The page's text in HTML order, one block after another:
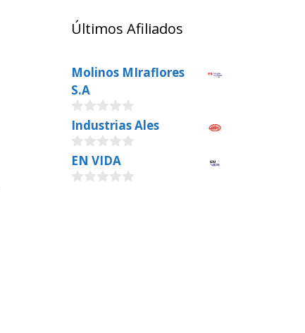
Últimos Afiliados
Molinos MIraflores
S.A
0
o
u
t
o
f
Industrias Ales
0
o
u
EN VIDA